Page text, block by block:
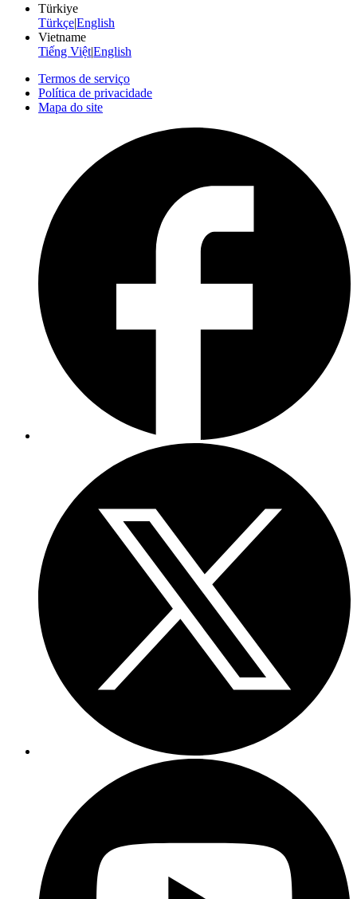
Türkiye
Türkçe|English
Vietname
Tiếng Việt|English
Termos de serviço
Política de privacidade
Mapa do site